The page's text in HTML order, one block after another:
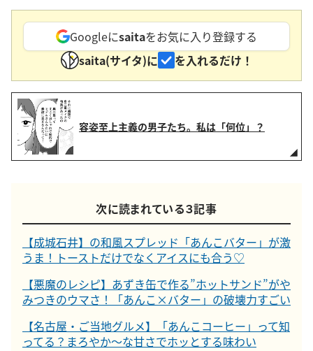
Googleにsaitaをお気に入り登録する
saita(サイタ)に
を入れるだけ！
容姿至上主義の男子たち。私は「何位」？
次に読まれている３記事
【成城石井】の和風スプレッド「あんこバター」が激
うま！トーストだけでなくアイスにも合う♡
【悪魔のレシピ】あずき缶で作る”ホットサンド”がや
みつきのウマさ！「あんこ×バター」の破壊力すごい
【名古屋・ご当地グルメ】「あんこコーヒー」って知
ってる？まろやか～な甘さでホッとする味わい